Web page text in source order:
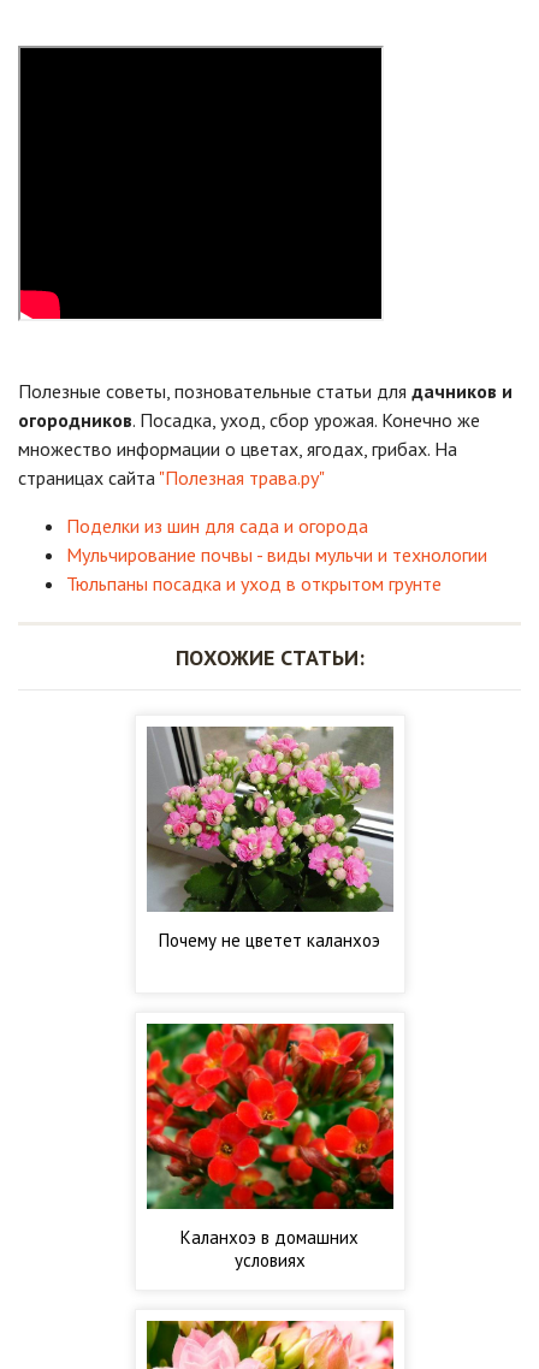
Полезные советы, позновательные статьи для дачников и
огородников. Посадка, уход, сбор урожая. Конечно же
множество информации о цветах, ягодах, грибах. На
страницах сайта "Полезная трава.ру"
Поделки из шин для сада и огорода
Мульчирование почвы - виды мульчи и технологии
Тюльпаны посадка и уход в открытом грунте
ПОХОЖИЕ СТАТЬИ:
Почему не цветет каланхоэ
Каланхоэ в домашних
условиях